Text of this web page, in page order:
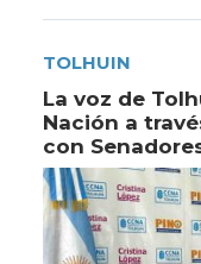
TOLHUIN
La voz de
Nación a
con